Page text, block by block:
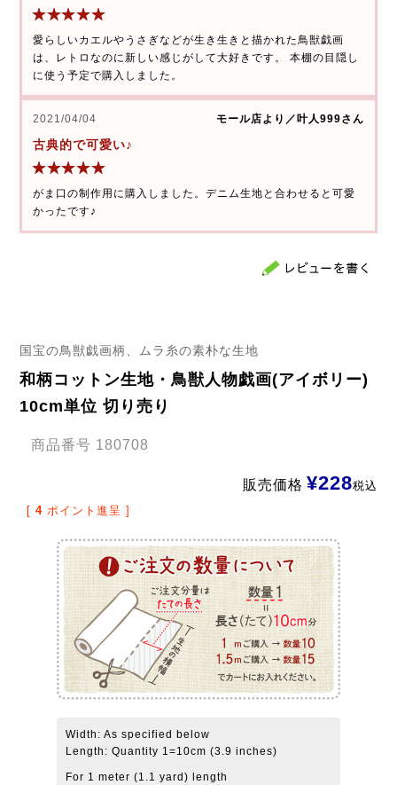
愛らしいカエルやうさぎなどが生き生きと描かれた鳥獣戯画
は、レトロなのに新しい感じがして大好きです。 本棚の目隠し
に使う予定で購入しました。
2021/04/04 モール店より／叶人999さん
古典的で可愛い♪
がま口の制作用に購入しました。デニム生地と合わせると可愛
かったです♪
国宝の鳥獣戯画柄、ムラ糸の素朴な生地
和柄コットン生地・鳥獣人物戯画(アイボリー)
10cm単位 切り売り
商品番号 180708
販売価格 ¥228税込
[ 4 ポイント進呈 ]
Width: As specified below
Length: Quantity 1=10cm (3.9 inches)
For 1 meter (1.1 yard) length